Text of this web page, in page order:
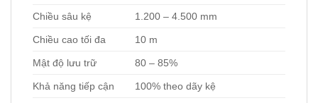
Chiều sâu kệ 1.200 – 4.500 mm
Chiều cao tối đa 10 m
Mật độ lưu trữ 80 – 85%
Khả năng tiếp cận 100% theo dãy kệ